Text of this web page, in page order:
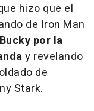
hizo que el
de Iron Man
por la
y revelando
de
Stark.